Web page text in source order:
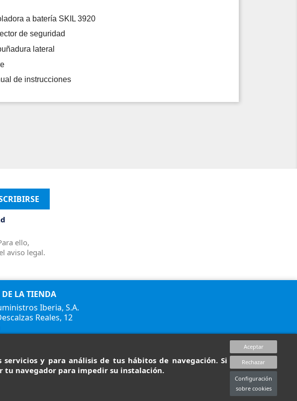
y para análisis de tus hábitos de navegación. Si
tu navegador para impedir su instalación.
Aceptar
Rechazar
Configuración
sobre cookies
a batería SKIL 3920
de seguridad
lateral
de instrucciones
ello,
aviso legal.
LA TIENDA
Iberia, S.A.
Reales, 12
electrónico: